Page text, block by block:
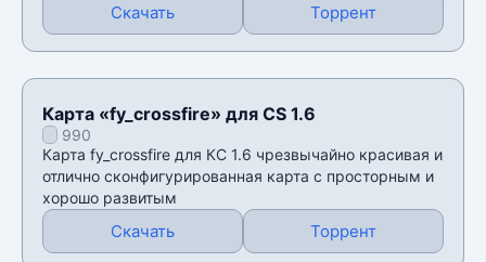
Скачать Торрент
Карта «fy_crossfire» для CS 1.6
990
Карта fy_crossfire для КС 1.6 чрезвычайно красивая и
отлично сконфигурированная карта с просторным и
хорошо развитым
Скачать Торрент